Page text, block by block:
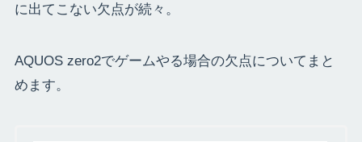
に出てこない欠点が続々。
AQUOS zero2でゲームやる場合の欠点についてまと
めます。